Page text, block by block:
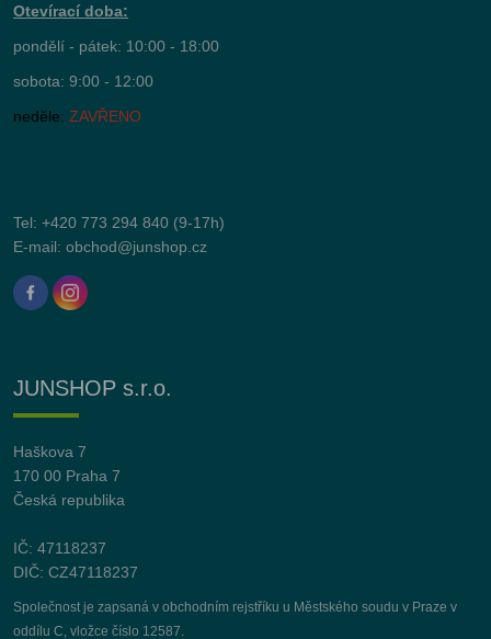
Otevírací doba:
pondělí - pátek: 10:00 - 18:00
sobota: 9:00 - 12:00
neděle: ZAVŘENO
Tel: +420 773 294 840 (9-17h)
E-mail: obchod@junshop.cz
JUNSHOP s.r.o.
Haškova 7
170 00 Praha 7
Česká republika
IČ: 47118237
DIČ: CZ47118237
Společnost je zapsaná v obchodním rejstříku u Městského soudu v Praze v
oddílu C, vložce číslo 12587.